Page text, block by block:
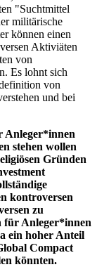
"Suchtmittel
militärische
können einen
Aktiviäten
von
Es lohnt sich
von
und bei
Anleger*innen
stehen wollen
Gründen
kontroversen
zu
für Anleger*innen
ein hoher Anteil
Compact
könnten.